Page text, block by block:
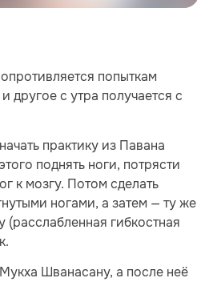
попыткам
другое с утра получается с
практику из Павана
поднять ноги, потрясти
к мозгу. Потом сделать
ногами, а затем — ту же
(расслабленная гибкостная
Шванасану, а после неё